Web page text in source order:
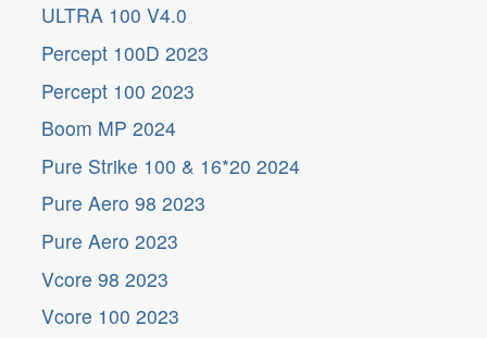
ULTRA 100 V4.0
Percept 100D 2023
Percept 100 2023
Boom MP 2024
Pure Strike 100 & 16*20 2024
Pure Aero 98 2023
Pure Aero 2023
Vcore 98 2023
Vcore 100 2023